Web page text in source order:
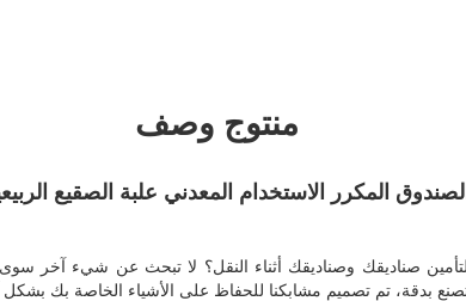
منتوج وصف
صناديقك وصناديقك أثناء النقل؟ لا تبحث عن شيء آخر سوى
بدقة، تم تصميم مشابكنا للحفاظ على الأشياء الخاصة بك